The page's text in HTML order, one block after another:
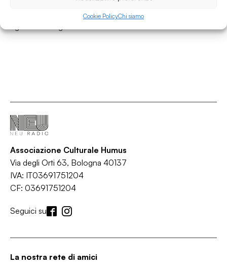
Cookie PolicyChi siamo
Dall'alba al tramonto
Associazione Culturale Humus
Via degli Orti 63, Bologna 40137
IVA: IT03691751204
CF: 03691751204
Seguici su
La nostra rete di amici